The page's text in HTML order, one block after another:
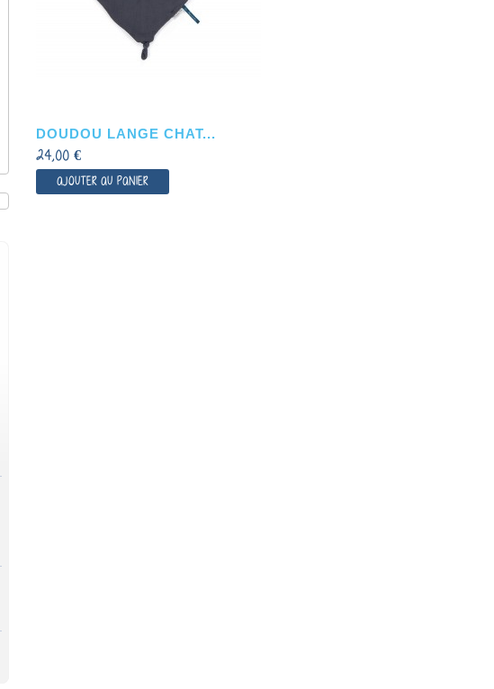
POCHOIRS DINOSAURES
DOUDOU LANGE CHAT...
24,00 €
AJOUTER AU PANIER
DOUDOU LANGE CHAT...
AJOUTER AU PANIER